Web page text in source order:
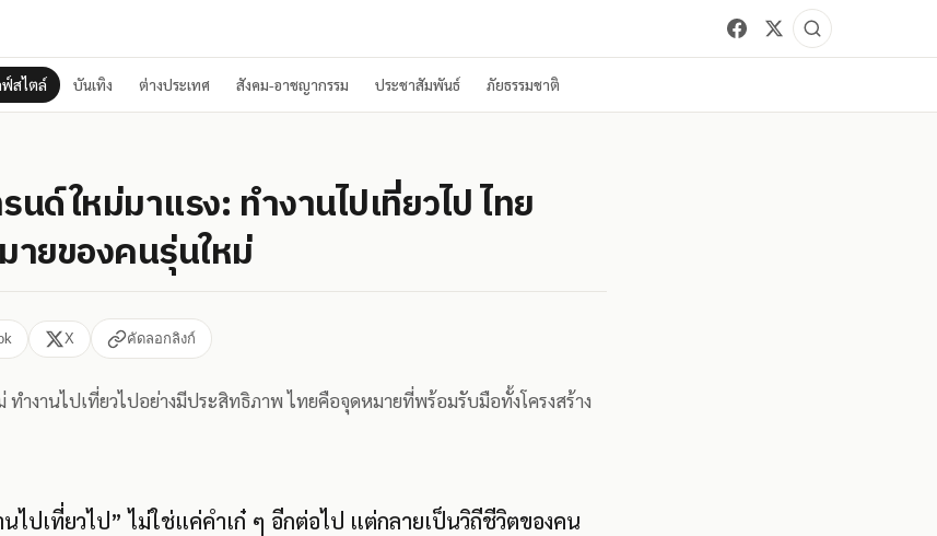
ฟ์สไตล์ บันเทิง ต่างประเทศ สังคม-อาชญากรรม ประชาสัมพันธ์ ภัยธรรมชาติ
นด์ใหม่มาแรง: ทำงานไปเที่ยวไป ไทย
ยของคนรุ่นใหม่
X คัดลอกลิงก์
ทำงานไปเที่ยวไปอย่างมีประสิทธิภาพ ไทยคือจุดหมายที่พร้อมรับมือทั้งโครงสร้าง
ไปเที่ยวไป” ไม่ใช่แค่คำเก๋ ๆ อีกต่อไป แต่กลายเป็นวิถีชีวิตของคน